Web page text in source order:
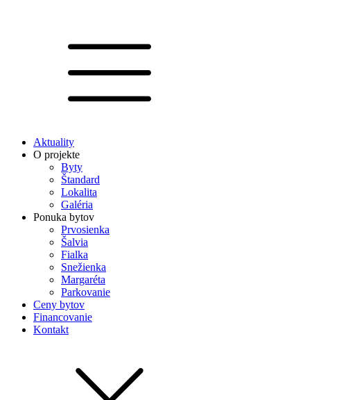
Aktuality
O projekte
Byty
Štandard
Lokalita
Galéria
Ponuka bytov
Prvosienka
Šalvia
Fialka
Snežienka
Margaréta
Parkovanie
Ceny bytov
Financovanie
Kontakt